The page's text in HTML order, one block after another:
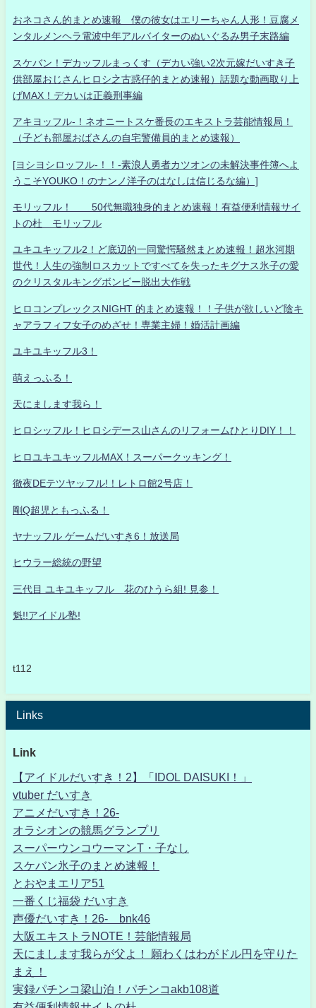
おネコさん的まとめ速報 僕の彼女はエリーちゃん人形！豆腐メ
ンタルメンヘラ電波中年アルバイターのぬいぐるみ男子末路編
スケバン！デカッフルまっくす（デカい強い2次元嫁だいすき子
供部屋おじさんヒロシ之古惑仔的まとめ速報）話題な動画取り上
げMAX！デカいは正義刑事編
アキヨッフル-！ネオニートスケ番長のエキストラ芸能情報局！
（子ども部屋おばさんの自宅警備員的まとめ速報）
[ヨシヨシロッフル-！！-素浪人勇者カツオンの未解決事件簿へよ
うこそYOUKO！のナンノ洋子のはなしは信じるな編）]
モリッフル！ 50代無職独身的まとめ速報！有益便利情報サイ
トの杜 モリッフル
ユキユキッフル2！ど底辺的一同驚愕騒然まとめ速報！超氷河期
世代！人生の強制ロスカットですべてを失ったキグナス氷子の愛
のクリスタルキングボンビー脱出大作戦
ヒロコンプレックスNIGHT 的まとめ速報！！子供が欲しいど陰キ
ャアラフィフ女子のめざせ！専業主婦！婚活計画編
ユキユキッフル3！
萌えっふる！
天にまします我ら！
ヒロシッフル！ヒロシデース山さんのリフォームひとりDIY！！
ヒロユキユキッフルMAX！スーパークッキング！
徹夜DEテツヤッフル!！レトロ館2号店！
剛Q超児ともっふる！
ヤナッフル ゲームだいすき6！放送局
ヒウラー総統の野望
三代目 ユキユキッフル 花のひうら組! 見参！
魁!!アイドル塾!
t112
Links
Link
【アイドルだいすき！2】「IDOL DAISUKI！」
vtuber だいすき
アニメだいすき！26-
オラシオンの競馬グランプリ
スーパーウンコウーマンT・子なし
スケバン氷子のまとめ速報！
とおやまエリア51
一番くじ福袋 だいすき
声優だいすき！26- bnk46
大阪エキストラNOTE！芸能情報局
天にまします我らが父よ！ 願わくはわがドル円を守りた
まえ！
実録パチンコ梁山泊！パチンコakb108道